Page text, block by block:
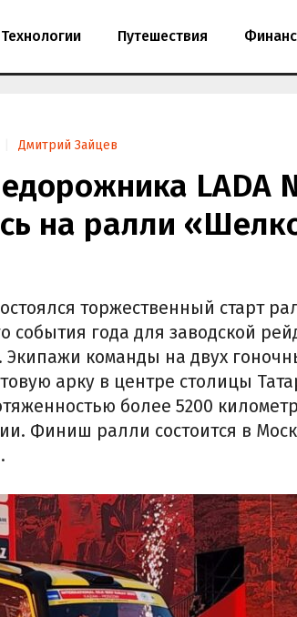
Технологии Путешествия
Дмитрий Зайцев
LADA
на ралли
торжественный старт
года для заводской
Экипажи команды на двух
арку в центре столицы
более 5200
Финиш ралли состоится в